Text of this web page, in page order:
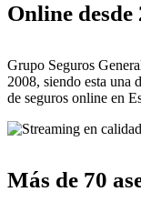
Online desde
Grupo Seguros
2008, siendo esta una
de seguros online en
Más de 70